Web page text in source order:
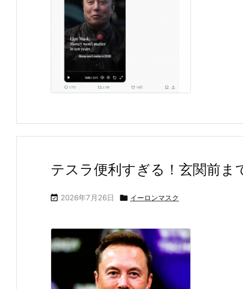
テスラ便利すぎる！玄関前ま
 2026年7月26日  イーロンマスク